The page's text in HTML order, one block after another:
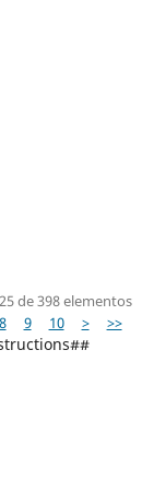
de 398 elementos
8 9 10 > >>